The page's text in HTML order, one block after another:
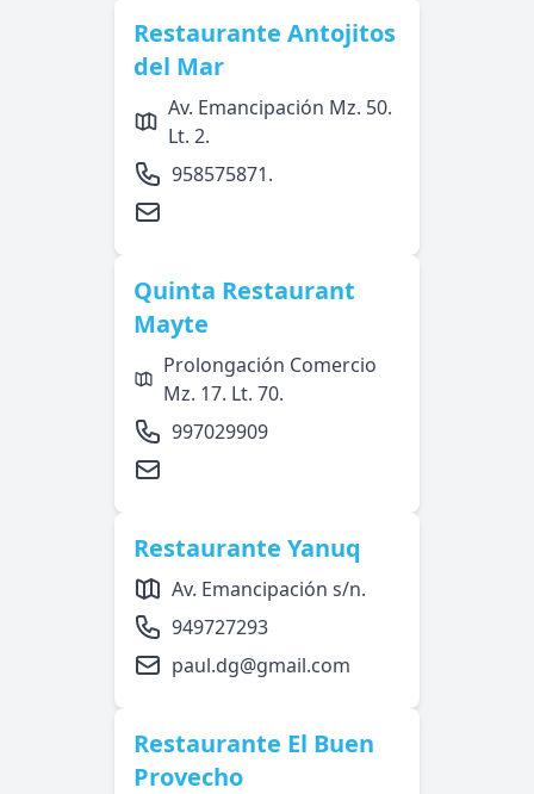
Restaurante Antojitos
del Mar
Av. Emancipación Mz. 50.
Lt. 2.
958575871.
Quinta Restaurant
Mayte
Prolongación Comercio
Mz. 17. Lt. 70.
997029909
Restaurante Yanuq
Av. Emancipación s/n.
949727293
paul.dg@gmail.com
Restaurante El Buen
Provecho